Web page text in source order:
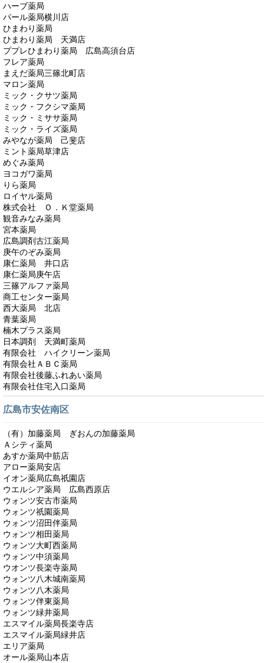
ハーブ薬局
パール薬局横川店
ひまわり薬局
ひまわり薬局 天満店
ププレひまわり薬局 広島高須台店
フレア薬局
まえだ薬局三篠北町店
マロン薬局
ミック・クサツ薬局
ミック・フクシマ薬局
ミック・ミササ薬局
ミック・ライズ薬局
みやなが薬局 己斐店
ミント薬局草津店
めぐみ薬局
ヨコガワ薬局
りら薬局
ロイヤル薬局
株式会社 Ｏ．Ｋ堂薬局
観音みなみ薬局
宮本薬局
広島調剤古江薬局
庚午のぞみ薬局
康仁薬局 井口店
康仁薬局庚午店
三篠アルファ薬局
商工センター薬局
西大薬局 北店
青葉薬局
楠木プラス薬局
日本調剤 天満町薬局
有限会社 ハイクリーン薬局
有限会社ＡＢＣ薬局
有限会社後藤ふれあい薬局
有限会社住宅入口薬局
広島市安佐南区
（有）加藤薬局 ぎおんの加藤薬局
Ａシティ薬局
あすか薬局中筋店
アロー薬局安店
イオン薬局広島祇園店
ウエルシア薬局 広島西原店
ウォンツ安古市薬局
ウォンツ祇園薬局
ウォンツ沼田伴薬局
ウォンツ相田薬局
ウォンツ大町西薬局
ウォンツ中須薬局
ウオンツ長楽寺薬局
ウォンツ八木城南薬局
ウォンツ八木薬局
ウォンツ伴東薬局
ウォンツ緑井薬局
エスマイル薬局長楽寺店
エスマイル薬局緑井店
エリア薬局
オール薬局山本店